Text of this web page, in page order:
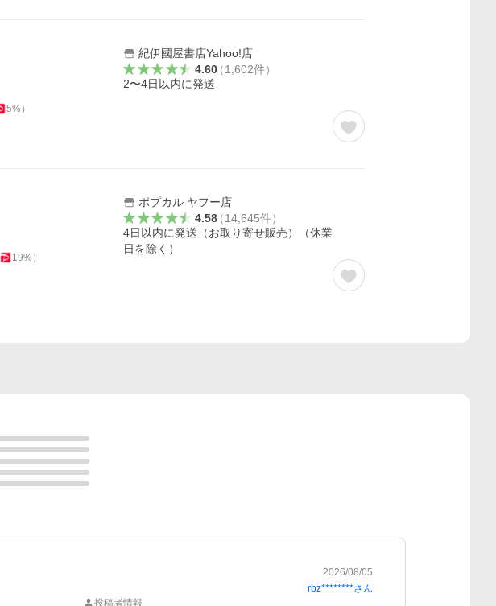
5%）
紀伊國屋書店Yahoo!店
4.60（1,602件）
2〜4日以内に発送
19%）
ポプカル ヤフー店
4.58（14,645件）
4日以内に発送（お取り寄せ販売）（休業
日を除く）
2026/08/05
rbz********さん
投稿者情報